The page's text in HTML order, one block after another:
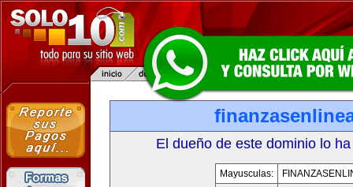
El dueño de este dominio lo
Mayusculas: